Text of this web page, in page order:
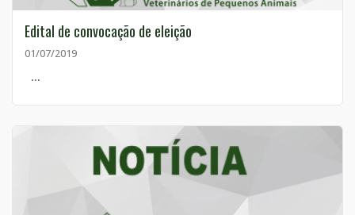
Edital de convocação de eleição
01/07/2019
...